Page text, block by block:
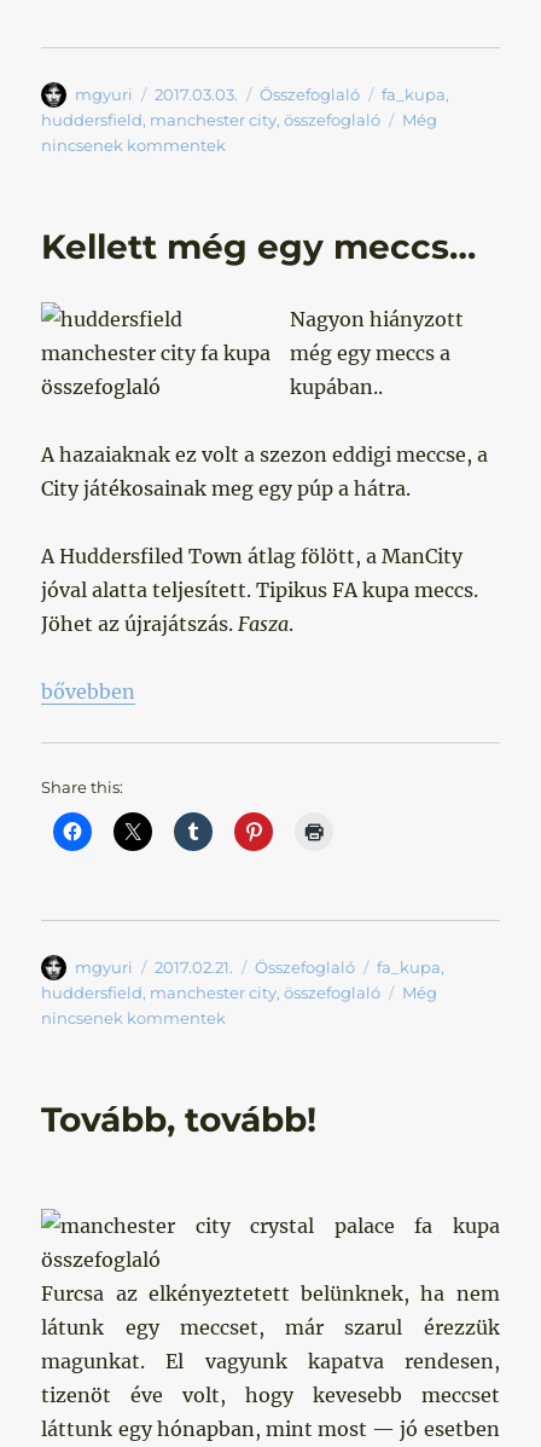
Szerző
mgyuri Közzétéve
2017.03.03. Kategória
Összefoglaló Címke
fa_kupa,
huddersfield, manchester city,összefoglaló
Még
nincsenek kommentek
Kellett még egy meccs…
Nagyon hiányzott
még egy meccs a
kupában..
A hazaiaknak ez volt a szezon eddigi meccse, a
City játékosainak meg egy púp a hátra.
A Huddersfiled Town átlag fölött, a ManCity
jóval alatta teljesített. Tipikus FA kupa meccs.
Jöhet az újrajátszás. Fasza.
„Kellett még egy meccs…”
bővebben
Share this:
Szerző
mgyuri Közzétéve
2017.02.21. Kategória
Összefoglaló Címke
fa_kupa,
huddersfield, manchester city,összefoglaló
Még
nincsenek kommentek
Tovább, tovább!
Furcsa az elkényeztetett belünknek, ha nem
látunk egy meccset, már szarul érezzük
magunkat. El vagyunk kapatva rendesen,
tizenöt éve volt, hogy kevesebb meccset
láttunk egy hónapban, mint most — jó esetben